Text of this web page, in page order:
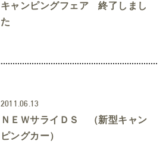
キャンピングフェア 終了しまし
た
2011.06.13
ＮＥＷサライＤＳ （新型キャン
ピングカー）